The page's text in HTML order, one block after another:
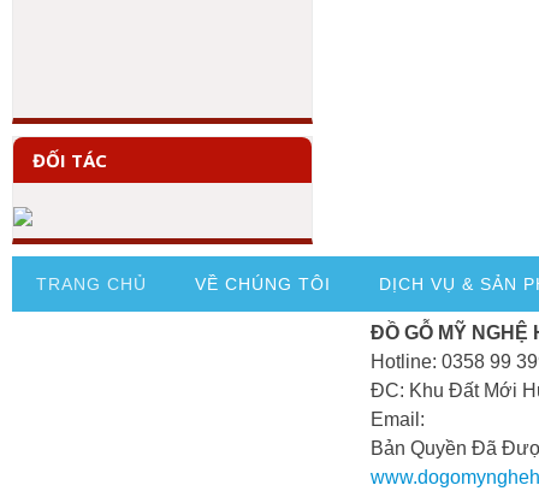
ĐỐI TÁC
TRANG CHỦ VỀ CHÚNG TÔI DỊCH VỤ & SẢN
ĐỒ GỖ MỸ NGHỆ
Hotline: 0358 99
ĐC: Khu Đất Mới
Email:
Bản Quyền Đã